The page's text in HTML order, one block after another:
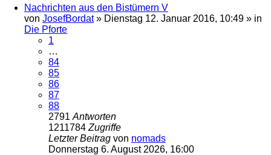
Nachrichten aus den Bistümern V
von JosefBordat» Dienstag 12. Januar 2016, 10:49 » in
Die Pforte
1
…
84
85
86
87
88
2791 Antworten
1211784 Zugriffe
Letzter Beitrag von nomads
Donnerstag 6. August 2026, 16:00